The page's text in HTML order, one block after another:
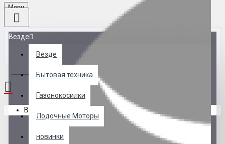
Menu
Везде
Везде
Бытовая техника
Газонокосилки
Лодочные Моторы
новинки
0 товар(ов) - 0 р.
В корзине пусто!